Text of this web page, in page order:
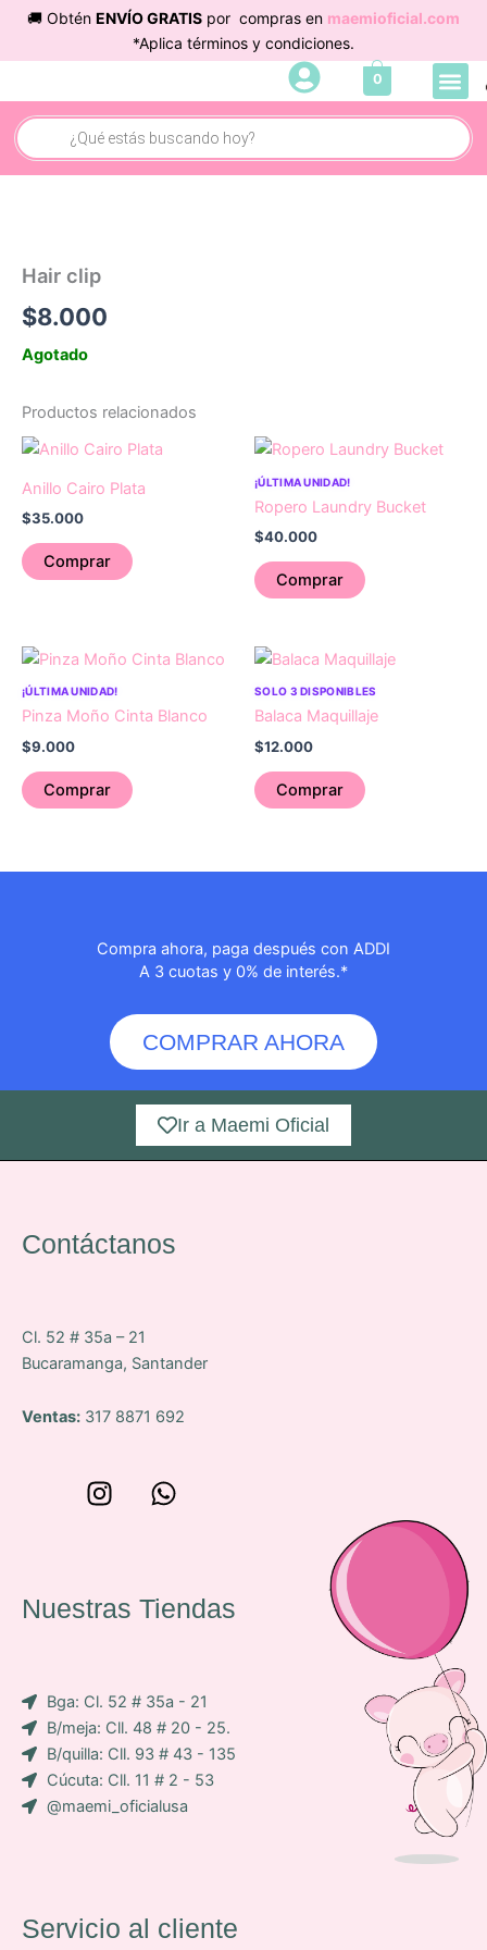
contenido
🚚 Obtén ENVÍO GRATIS por compras en maemioficial.com
*Aplica términos y condiciones.
0
Búsqueda
de
productos
Hair clip
$8.000
Agotado
Productos relacionados
Anillo Cairo Plata
$35.000
Comprar
¡ÚLTIMA UNIDAD!
Ropero Laundry Bucket
$40.000
Comprar
¡ÚLTIMA UNIDAD!
Pinza Moño Cinta Blanco
$9.000
Comprar
SOLO 3 DISPONIBLES
Balaca Maquillaje
$12.000
Comprar
Compra ahora, paga después con ADDI
A 3 cuotas y 0% de interés.*
COMPRAR AHORA
Ir a Maemi Oficial
Contáctanos
Cl. 52 # 35a – 21
Bucaramanga, Santander
Ventas: 317 8871 692
e
p
c
o
n
-
f
b
I
a
g
m
W
s
a
Nuestras Tiendas
Bga: Cl. 52 # 35a - 21
B/meja: Cll. 48 # 20 - 25.
B/quilla: Cll. 93 # 43 - 135
Cúcuta: Cll. 11 # 2 - 53
@maemi_oficialusa
Servicio al cliente